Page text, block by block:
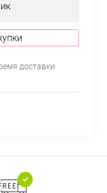
доставки